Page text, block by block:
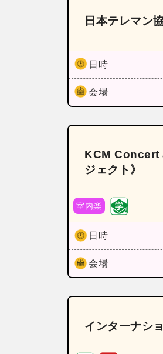
日本テレマン
日時
会場
KCM Concert
ジェクト》
室内楽
日時
会場
インターナシ